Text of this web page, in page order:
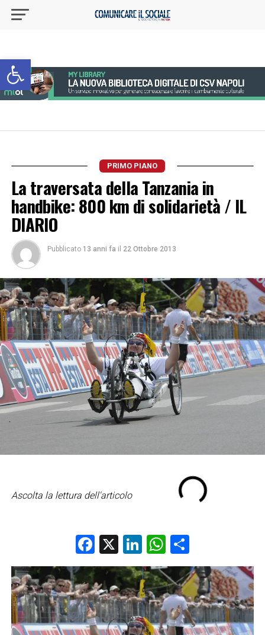
Apri la barra degli strumenti
PRIMO PIANO
La traversata della Tanzania in
handbike: 800 km di solidarietà / IL
DIARIO
Pubblicato 13 anni fa il 22 Ottobre 2013
Ascolta la lettura dell'articolo
Facebook
X LinkedIn
WhatsApp
Condividi